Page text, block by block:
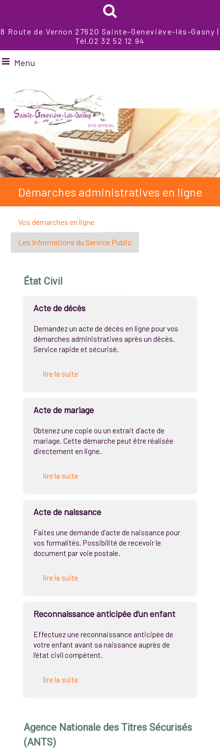
8 Route de Vernon 27620 Sainte-Geneviève-lès-Gasny |
Tél.02 32 52 12 94
Menu
Démarches administratives en ligne
Vos démarches en ligne
Les Informations du Service Public
État Civil
Acte de décès
Demandez un acte de décès en ligne pour vos
démarches administratives après un décès.
Service rapide et sécurisé.
lire la suite
Acte de mariage
Obtenez une copie ou un extrait d’acte de
mariage. Cette démarche peut être réalisée
directement en ligne.
lire la suite
Acte de naissance
Faites une demande d’acte de naissance pour
vos formalités. Possibilité de recevoir le
document par voie postale.
lire la suite
Reconnaissance anticipée d’un enfant
Effectuez une reconnaissance anticipée de
votre enfant avant sa naissance auprès de
l’état civil compétent.
lire la suite
Agence Nationale des Titres Sécurisés
(ANTS)